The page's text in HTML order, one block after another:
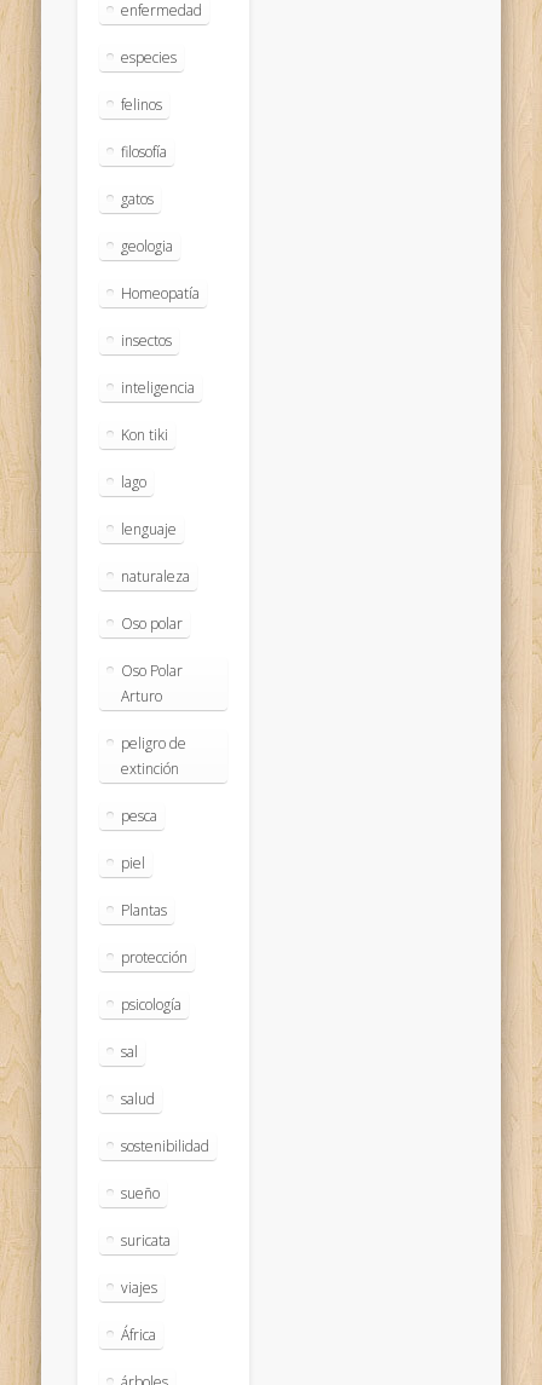
enfermedad
especies
felinos
filosofía
gatos
geologia
Homeopatía
insectos
inteligencia
Kon tiki
lago
lenguaje
naturaleza
Oso polar
Oso Polar
Arturo
peligro de
extinción
pesca
piel
Plantas
protección
psicología
sal
salud
sostenibilidad
sueño
suricata
viajes
África